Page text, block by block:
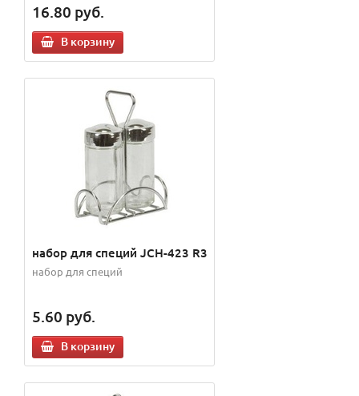
16.80 руб.
В корзину
набор для специй JCH-423 R3
набор для специй
5.60 руб.
В корзину